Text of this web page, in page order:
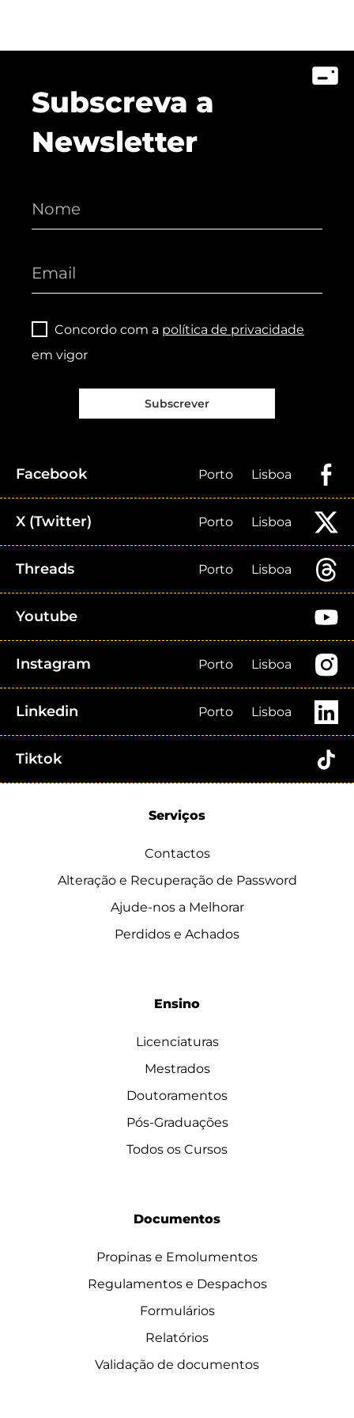
Subscreva a
Newsletter
Concordo com a política de privacidade
em vigor
Subscrever
Facebook Porto Lisboa
X (Twitter) Porto Lisboa
Threads Porto Lisboa
Youtube
Instagram Porto Lisboa
Linkedin Porto Lisboa
Tiktok
Serviços
Contactos
Alteração e Recuperação de Password
Ajude-nos a Melhorar
Perdidos e Achados
Ensino
Licenciaturas
Mestrados
Doutoramentos
Pós-Graduações
Todos os Cursos
Documentos
Propinas e Emolumentos
Regulamentos e Despachos
Formulários
Relatórios
Validação de documentos